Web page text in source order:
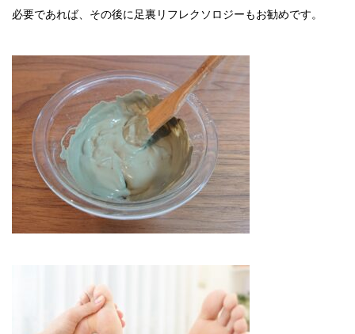
必要であれば、その後に足裏リフレクソロジーもお勧めです。